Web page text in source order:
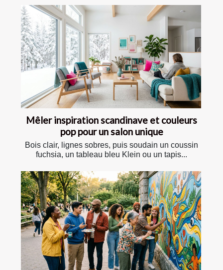
Mêler inspiration scandinave et couleurs
pop pour un salon unique
Bois clair, lignes sobres, puis soudain un coussin
fuchsia, un tableau bleu Klein ou un tapis...